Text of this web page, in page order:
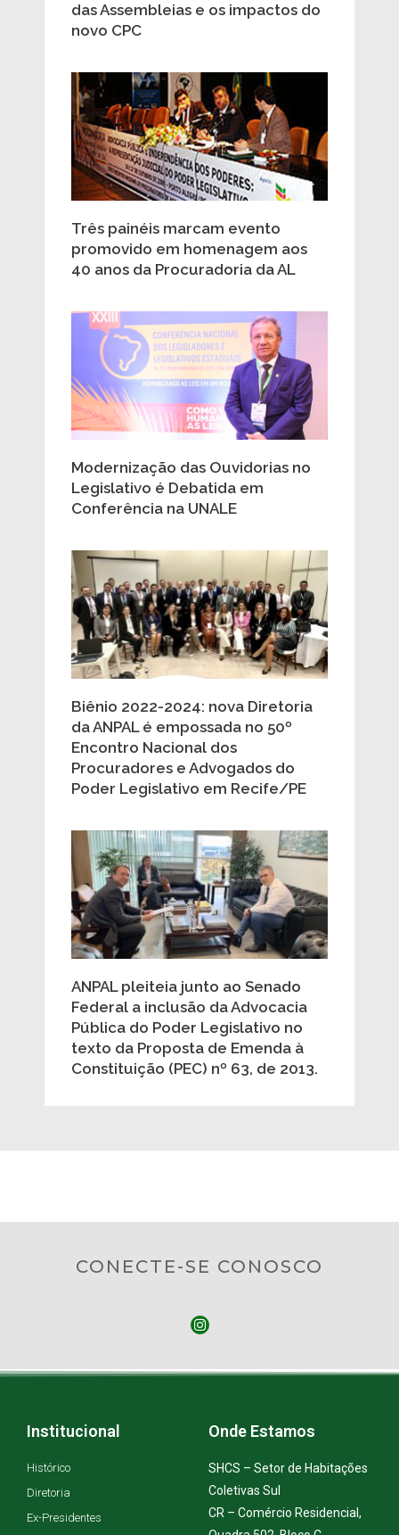
das Assembleias e os impactos do
novo CPC
Três painéis marcam evento
promovido em homenagem aos
40 anos da Procuradoria da AL
Modernização das Ouvidorias no
Legislativo é Debatida em
Conferência na UNALE
Biênio 2022-2024: nova Diretoria
da ANPAL é empossada no 50º
Encontro Nacional dos
Procuradores e Advogados do
Poder Legislativo em Recife/PE
ANPAL pleiteia junto ao Senado
Federal a inclusão da Advocacia
Pública do Poder Legislativo no
texto da Proposta de Emenda à
Constituição (PEC) nº 63, de 2013.
CONECTE-SE CONOSCO
Institucional
Histórico
Diretoria
Ex-Presidentes
Onde Estamos
SHCS – Setor de Habitações
Coletivas Sul
CR – Comércio Residencial,